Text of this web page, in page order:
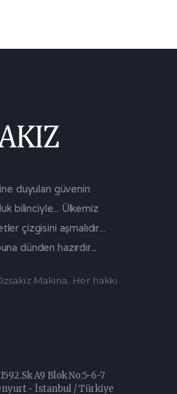
duyulan güvenin
bilinciyle... Ülkemiz
çizgisini aşmalıdır...
dünden hazırdır...
Makina. Her hakkı
A9 Blok No:5-6-7
- İstanbul / Türkiye